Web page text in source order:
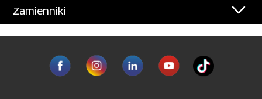
Zamienniki